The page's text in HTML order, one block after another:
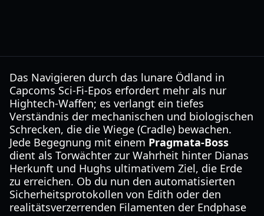
Das Navigieren durch das lunare Ödland in
Capcoms Sci-Fi-Epos erfordert mehr als nur
Hightech-Waffen; es verlangt ein tiefes
Verständnis der mechanischen und biologischen
Schrecken, die die Wiege (Cradle) bewachen.
Jede Begegnung mit einem Pragmata-Boss
dient als Torwächter zur Wahrheit hinter Dianas
Herkunft und Hughs ultimativem Ziel, die Erde
zu erreichen. Ob du nun den automatisierten
Sicherheitsprotokollen von Edith oder den
realitätsverzerrenden Filamenten der Endphase